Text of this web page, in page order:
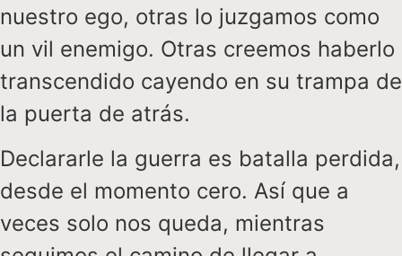
nuestro ego, otras lo juzgamos como
un vil enemigo. Otras creemos haberlo
transcendido cayendo en su trampa de
la puerta de atrás.
Declararle la guerra es batalla perdida,
desde el momento cero. Así que a
veces solo nos queda, mientras